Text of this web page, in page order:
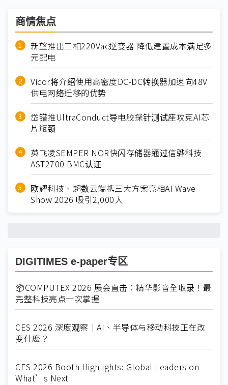
商情焦点
新望推出三相220Vac逆变器 降低建置成本满足多
元配电
Vicor将介绍使用高密度DC-DC转换器加速向48V
供电网络迁移的优势
岱镨推UltraConduct导电胶探针测试座攻克AI芯
片瓶颈
英飞凌SEMPER NOR快闪存储器通过信骅科技
AST2700 BMC认证
欧耀科技、超数云端携三大方案亮相AI Wave
Show 2026 吸引2,000人
DIGITIMES e-paper专区
📦COMPUTEX 2026 展会直击：精华影音全收录！最
完整科技亮点一次掌握
CES 2026 深度观察｜AI、半导体与移动科技正在改
变什麽？
CES 2026 Booth Highlights: Global Leaders on
What’s Next